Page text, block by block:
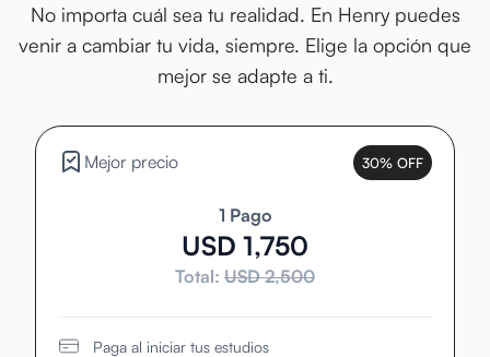
No importa cuál sea tu realidad. En Henry puedes
venir a cambiar tu vida, siempre. Elige la opción que
mejor se adapte a ti.
Mejor precio 30% OFF
1 Pago
USD 1,750
Total: USD 2,500
Paga al iniciar tus estudios